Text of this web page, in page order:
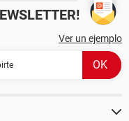
Ver un ejemplo